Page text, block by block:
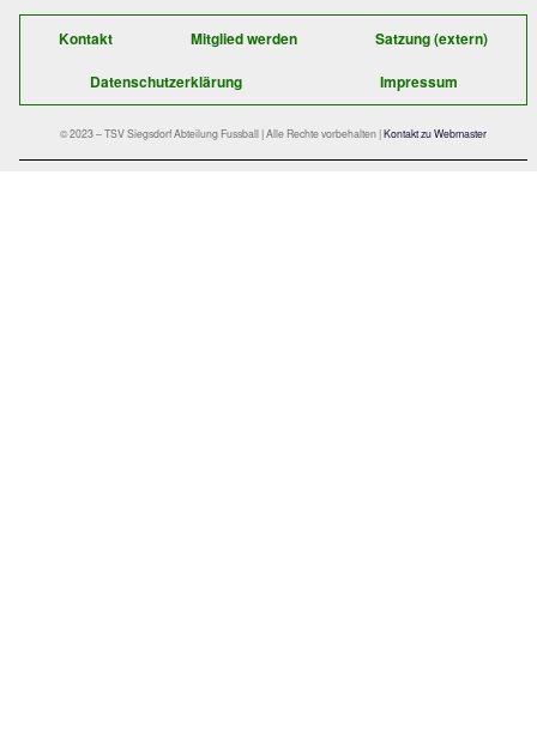
im Kampf um den Aufstieg einzufahren.